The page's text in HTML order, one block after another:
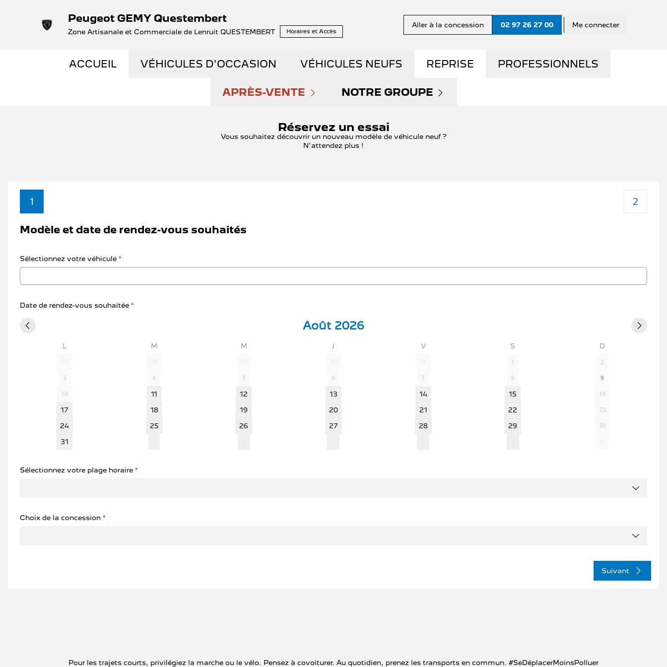
Peugeot GEMY Questembert
Zone Artisanale et Commerciale de Lenruit QUESTEMBERT Horaires et Accès
Aller à la concession 02 97 26 27 00 Me connecter
ACCUEIL VÉHICULES D'OCCASION
NOS OCCASIONS EN STOCK
VÉHICULES DE DÉMONSTRATION
OCCASIONS FAIBLE KILOMÉTRAGE
VÉHICULES NEUFS
DÉCOUVREZ NOTRE GAMME
RÉSERVEZ VOTRE ESSAI
DÉCOUVREZ L'ÉLECTRIQUE
REPRISE PROFESSIONNELS
APRÈS-VENTE
PRENDRE RENDEZ-VOUS
NOS OFFRES DU MOMENT
MÉCANIQUE ET CARROSSERIE
NOTRE GROUPE
QUI SOMMES NOUS ?
NOUS REJOINDRE
FINANCEMENT GEMY
Réservez un essai
Vous souhaitez découvrir un nouveau modèle de véhicule neuf ?
N'attendez plus !
1 2
Modèle et date de rendez-vous souhaités
Sélectionnez votre véhicule *
Date de rendez-vous souhaitée *
Août 2026
L M M J V S D
1
2
3
4 5 6 7 8
9
10
11 12 13 14 15 16
17 18 19 20 21 22 23
24 25 26 27 28 29 30
31
Sélectionnez votre plage horaire *
Choix de la concession *
Suivant
Pour les trajets courts, privilégiez la marche ou le vélo. Pensez à covoiturer. Au quotidien, prenez les transports en commun. #SeDéplacerMoinsPolluer